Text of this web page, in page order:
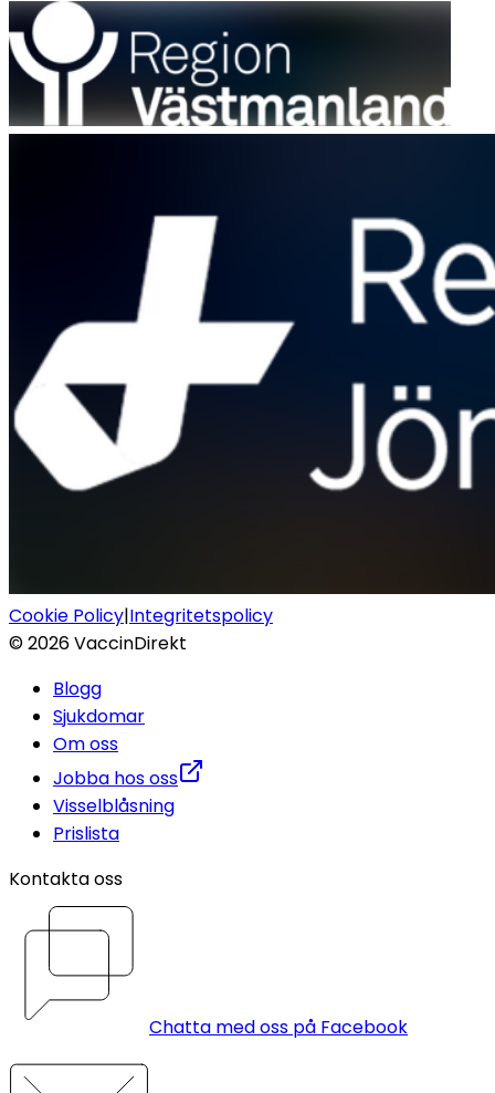
Cookie Policy|Integritetspolicy
©2026VaccinDirekt
Blogg
Sjukdomar
Om oss
Jobba hos oss
Visselblåsning
Prislista
Kontakta oss
Chatta med oss på Facebook